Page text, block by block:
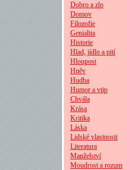
Dobro a zlo
Domov
Filozofie
Genialita
Historie
Hlad, jídlo a pití
Hloupost
Hněv
Hudba
Humor a vtip
Chvála
Krása
Kritika
Láska
Lidské vlastnosti
Literatura
Manželství
Moudrost a rozum